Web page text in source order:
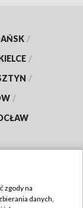
/
/
/
/
zgody na
danych,